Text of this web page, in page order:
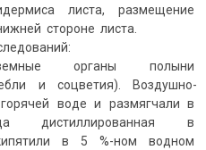
листа, размещение
стороне листа.
органы полыни
и соцветия). Воздушно-
воде и размягчали в
дистиллированная в
в 5 %-ном водном